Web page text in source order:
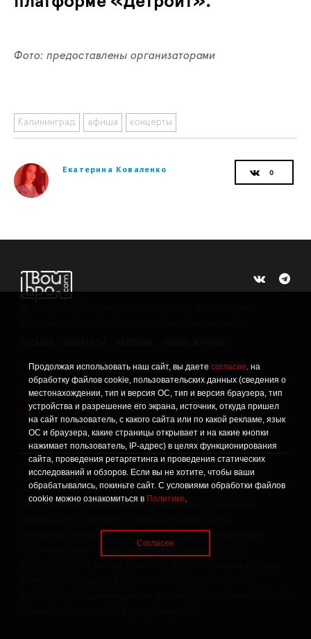
Продолжая использовать наш сайт, вы даете согласие. на
обработку файлов cookie, пользовательских данных (сведения о
местонахождении, тип и версия ОС, тип и версия браузера, тип
устройства и разрешение его экрана, источник, откуда пришел
на сайт пользователь, с какого сайта или по какой рекламе, язык
ОС и браузера, какие страницы открывает и на какие кнопки
нажимает пользователь, IP-адрес) в целях функционирования
сайта, проведения ретаргетинга и проведения статических
исследований и обзоров. Если вы не хотите, чтобы ваши
обрабатывались, покиньте сайт. С условиями обработки файлов
cookie можно ознакомиться в Политике.
Согласен
Фото: предоставлены организаторами
Калининград афиша концерты
Екатерина Коваленко
! Политика конфиденциальности
! Информация о проведении СОУТ
Данный сайт не предназначен для просмотра лицам
младше 16 лет.
Сетевое издание «Твой Бро», реестровая запись о
регистрации средства массовой информации: серия Эл №
ФС77-86309 от 17 ноября 2023 года, зарегистрировано